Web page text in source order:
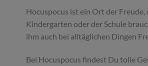
Hocuspocus ist ein Ort der
Kindergarten oder der Schule
ihm auch bei alltäglichen Dingen
Bei Hocuspocus findest Du tolle